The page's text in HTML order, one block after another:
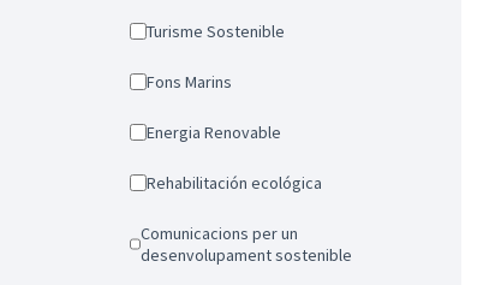
Turisme Sostenible
Fons Marins
Energia Renovable
Rehabilitación ecológica
Comunicacions per un
desenvolupament sostenible